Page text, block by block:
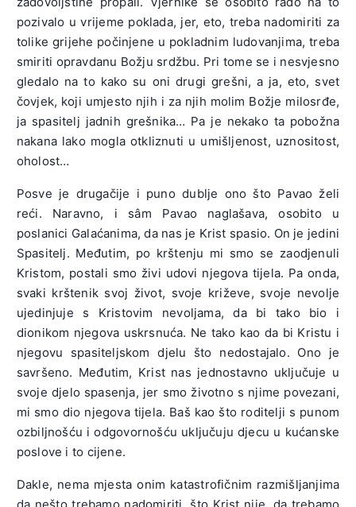
pozivalo u vrijeme poklada, jer, eto, treba nadomiriti za
tolike grijehe počinjene u pokladnim ludovanjima, treba
smiriti opravdanu Božju srdžbu. Pri tome se i nesvjesno
gledalo na to kako su oni drugi grešni, a ja, eto, svet
čovjek, koji umjesto njih i za njih molim Božje milosrđe,
ja spasitelj jadnih grešnika… Pa je nekako ta pobožna
nakana lako mogla otkliznuti u umišljenost, uznositost,
oholost…
Posve je drugačije i puno dublje ono što Pavao želi
reći. Naravno, i sâm Pavao naglašava, osobito u
poslanici Galaćanima, da nas je Krist spasio. On je jedini
Spasitelj. Međutim, po krštenju mi smo se zaodjenuli
Kristom, postali smo živi udovi njegova tijela. Pa onda,
svaki krštenik svoj život, svoje križeve, svoje nevolje
ujedinjuje s Kristovim nevoljama, da bi tako bio i
dionikom njegova uskrsnuća. Ne tako kao da bi Kristu i
njegovu spasiteljskom djelu što nedostajalo. Ono je
savršeno. Međutim, Krist nas jednostavno uključuje u
svoje djelo spasenja, jer smo životno s njime povezani,
mi smo dio njegova tijela. Baš kao što roditelji s punom
ozbiljnošću i odgovornošću uključuju djecu u kućanske
poslove i to cijene.
Dakle, nema mjesta onim katastrofičnim razmišljanjima